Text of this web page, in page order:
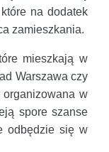
na dodatek
zamieszkania.
mieszkają w
Warszawa czy
organizowana w
spore szanse
odbędzie się w